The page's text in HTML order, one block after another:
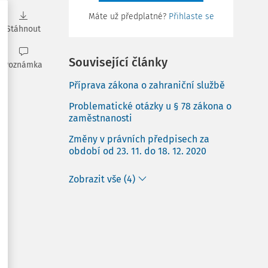
Stáhnout
Poznámka
Máte už předplatné? Přihlaste se
Související články
Příprava zákona o zahraniční službě
Problematické otázky u § 78 zákona o
zaměstnanosti
Změny v právních předpisech za
období od 23. 11. do 18. 12. 2020
Zobrazit vše (4)